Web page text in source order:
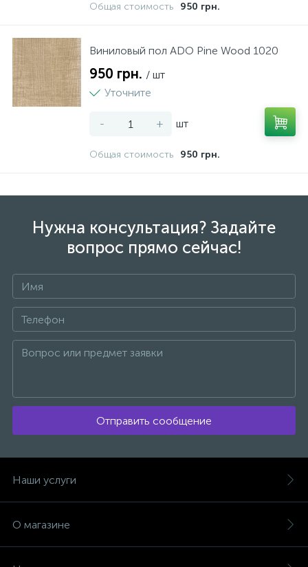
Общая стоимость 950 грн.
Виниловый пол ADO Pine Wood 1020
950 грн. / шт
Уточните
- + шт
Общая стоимость 950 грн.
Нужна консультация? Задайте
вопрос прямо сейчас!
Отправить сообщение
Наши услуги
О магазине